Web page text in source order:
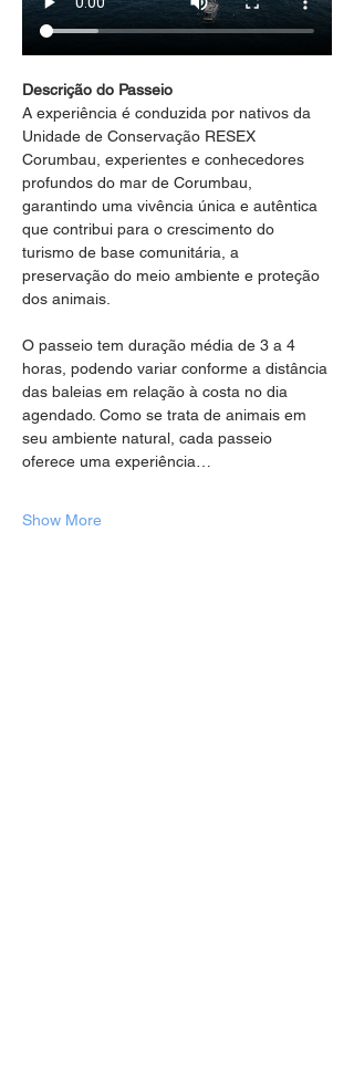
Descrição do Passeio
A experiência é conduzida por nativos da
Unidade de Conservação RESEX
Corumbau, experientes e conhecedores
profundos do mar de Corumbau,
garantindo uma vivência única e autêntica
que contribui para o crescimento do
turismo de base comunitária, a
preservação do meio ambiente e proteção
dos animais.
O passeio tem duração média de 3 a 4
horas, podendo variar conforme a distância
das baleias em relação à costa no dia
agendado. Como se trata de animais em
seu ambiente natural, cada passeio
oferece uma experiência…
Show More